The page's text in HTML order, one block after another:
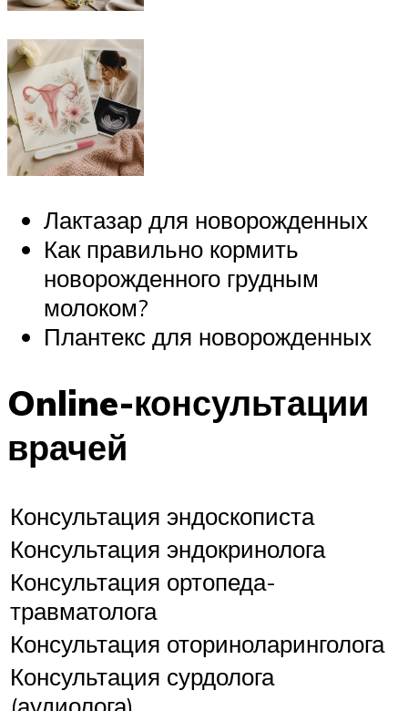
Лактазар для новорожденных
Как правильно кормить
новорожденного грудным
молоком?
Плантекс для новорожденных
Online-консультации
врачей
Консультация эндоскописта
Консультация эндокринолога
Консультация ортопеда-
травматолога
Консультация оториноларинголога
Консультация сурдолога
(аудиолога)